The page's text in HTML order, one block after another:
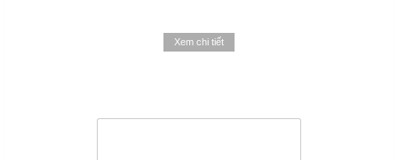
Xem chi tiết